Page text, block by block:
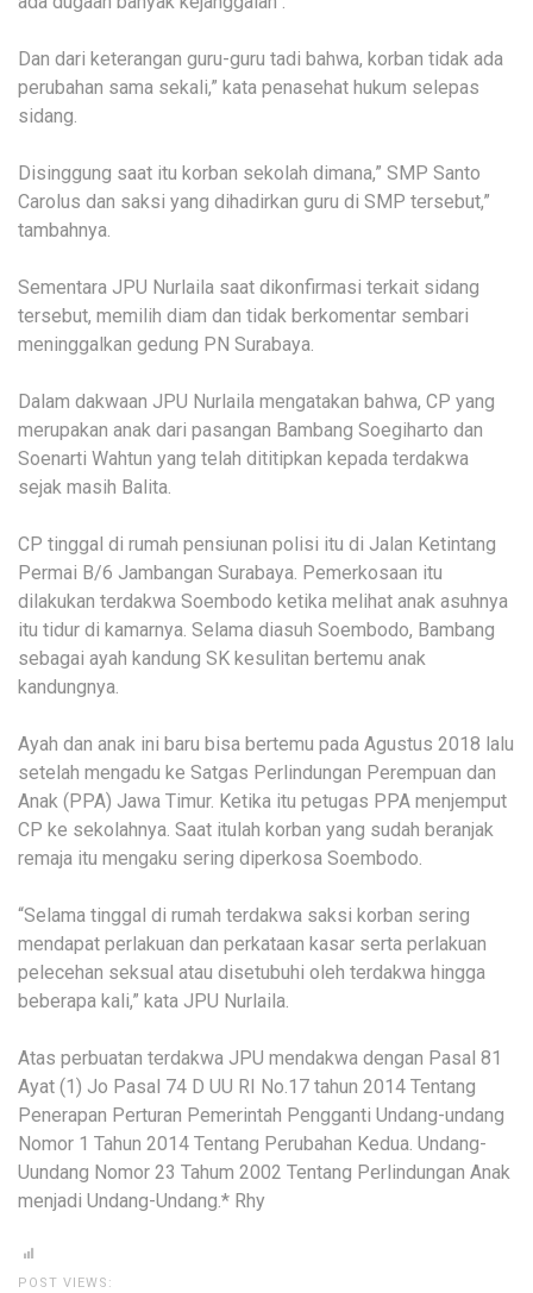
Dan dari keterangan guru-guru tadi bahwa, korban tidak ada
perubahan sama sekali,” kata penasehat hukum selepas
sidang.
Disinggung saat itu korban sekolah dimana,” SMP Santo
Carolus dan saksi yang dihadirkan guru di SMP tersebut,”
tambahnya.
Sementara JPU Nurlaila saat dikonfirmasi terkait sidang
tersebut, memilih diam dan tidak berkomentar sembari
meninggalkan gedung PN Surabaya.
Dalam dakwaan JPU Nurlaila mengatakan bahwa, CP yang
merupakan anak dari pasangan Bambang Soegiharto dan
Soenarti Wahtun yang telah dititipkan kepada terdakwa
sejak masih Balita.
CP tinggal di rumah pensiunan polisi itu di Jalan Ketintang
Permai B/6 Jambangan Surabaya. Pemerkosaan itu
dilakukan terdakwa Soembodo ketika melihat anak asuhnya
itu tidur di kamarnya. Selama diasuh Soembodo, Bambang
sebagai ayah kandung SK kesulitan bertemu anak
kandungnya.
Ayah dan anak ini baru bisa bertemu pada Agustus 2018 lalu
setelah mengadu ke Satgas Perlindungan Perempuan dan
Anak (PPA) Jawa Timur. Ketika itu petugas PPA menjemput
CP ke sekolahnya. Saat itulah korban yang sudah beranjak
remaja itu mengaku sering diperkosa Soembodo.
“Selama tinggal di rumah terdakwa saksi korban sering
mendapat perlakuan dan perkataan kasar serta perlakuan
pelecehan seksual atau disetubuhi oleh terdakwa hingga
beberapa kali,” kata JPU Nurlaila.
Atas perbuatan terdakwa JPU mendakwa dengan Pasal 81
Ayat (1) Jo Pasal 74 D UU RI No.17 tahun 2014 Tentang
Penerapan Perturan Pemerintah Pengganti Undang-undang
Nomor 1 Tahun 2014 Tentang Perubahan Kedua. Undang-
Uundang Nomor 23 Tahum 2002 Tentang Perlindungan Anak
menjadi Undang-Undang.* Rhy
POST VIEWS: